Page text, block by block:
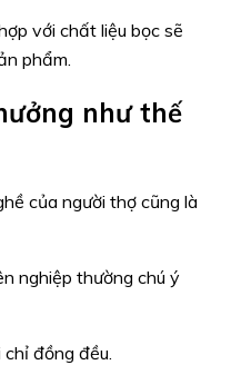
với chất liệu bọc sẽ
phẩm.
như thế
của người thợ cũng là
nghiệp thường chú ý
đồng đều.